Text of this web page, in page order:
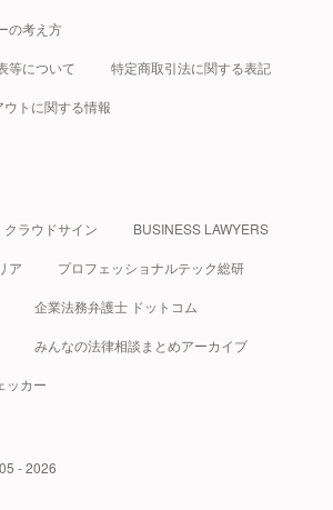
の考え方
等について 特定商取引法に関する表記
ウトに関する情報
クラウドサイン BUSINESS LAWYERS
ア プロフェッショナルテック総研
企業法務弁護士 ドットコム
みんなの法律相談まとめアーカイブ
ッカー
- 2026